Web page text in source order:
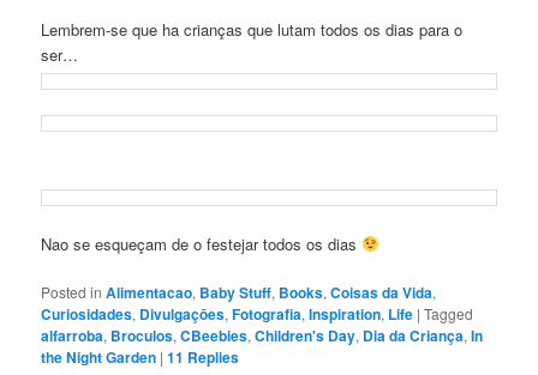
Lembrem-se que ha crianças que lutam todos os dias para o
ser…
Nao se esqueçam de o festejar todos os dias
Posted in Alimentacao, Baby Stuff, Books,Coisas da Vida,
Curiosidades, Divulgaçōes,Fotografia,Inspiration, Life |Tagged
alfarroba, Broculos,CBeebies,Children's Day, Dia da Criança,In
the Night Garden |11 Replies